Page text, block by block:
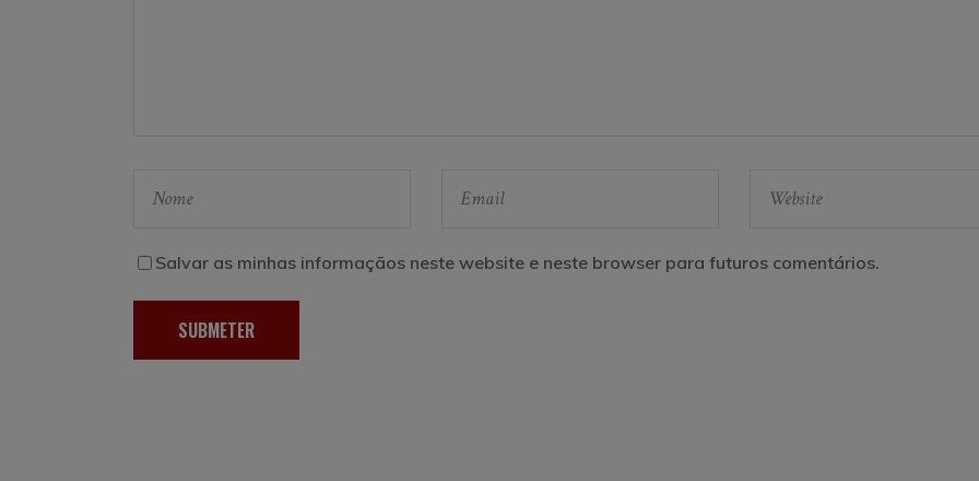
Salvar as minhas informaçãos neste website e neste browser para futuros comentários.
SUBMETER